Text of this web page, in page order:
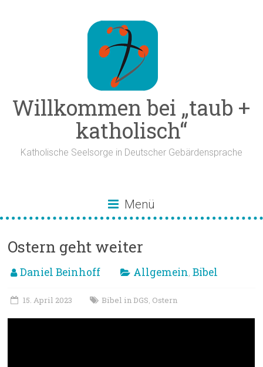
Willkommen bei „taub +
katholisch“
Katholische Seelsorge in Deutscher Gebärdensprache
Menü
Ostern geht weiter
Daniel Beinhoff Allgemein,Bibel
15. April 2023 Bibel in DGS, Ostern